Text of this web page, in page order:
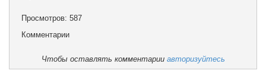
Просмотров: 587
Комментарии
Чтобы оставлять комментарии авторизуйтесь